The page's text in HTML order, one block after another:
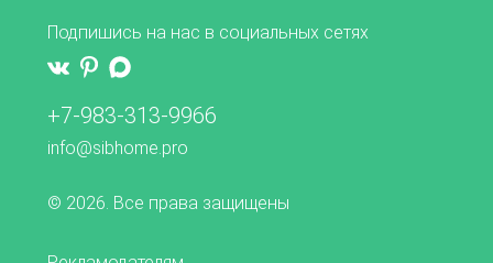
Подпишись на нас в социальных сетях
+7-983-313-9966
info@sibhome.pro
© 2026. Все права защищены